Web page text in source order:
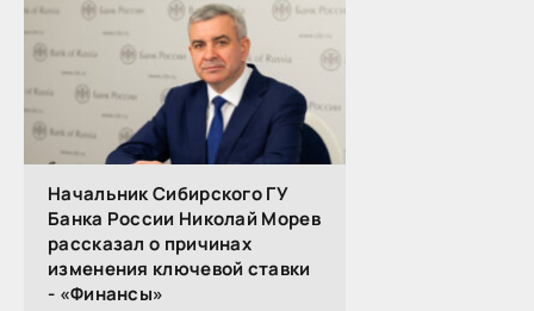
Начальник Сибирского ГУ
Банка России Николай Морев
рассказал о причинах
изменения ключевой ставки
- «Финансы»